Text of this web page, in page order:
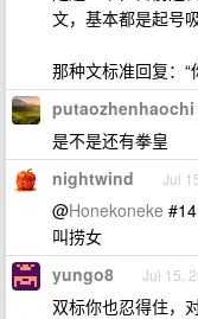
文，基本都是起号
那种文标准回复：
putaozhenhaochi
是不是还有拳皇
nightwind Jul
@Honekoneke
叫捞女
yungo8 Jul 15,
双标你也忍得住